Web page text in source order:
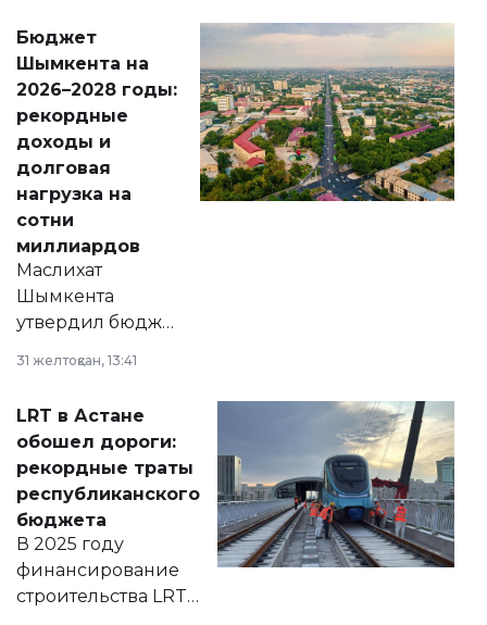
народу
Венесуэлы.
Бюджет
Шымкента на
2026–2028 годы:
рекордные
доходы и
долговая
нагрузка на
сотни
миллиардов
Маслихат
Шымкента
утвердил бюджет
2028 годы.
документ
появился в базе
нормативных
правовых актов и
на сайте маслихат
города.
31 желтоқсан, 13:41
LRT в Астане
обошел дороги:
рекордные траты
республиканского
бюджета
В 2025 году
финансирование
строительства LRT